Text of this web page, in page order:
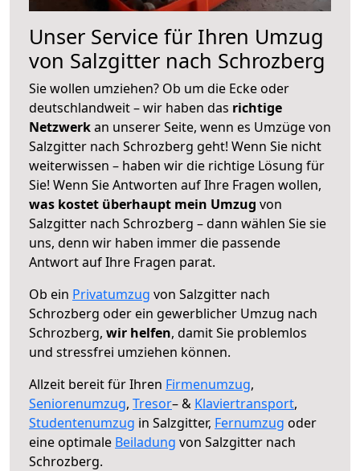
Unser Service für Ihren Umzug
von Salzgitter nach Schrozberg
Sie wollen umziehen? Ob um die Ecke oder
deutschlandweit – wir haben das richtige
Netzwerkan unserer Seite, wenn es Umzüge von
Salzgitter nach Schrozberg geht! Wenn Sie nicht
weiterwissen – haben wir die richtige Lösung für
Sie! Wenn Sie Antworten auf Ihre Fragen wollen,
was kostet überhaupt mein Umzug von
Salzgitter nach Schrozberg – dann wählen Sie sie
uns, denn wir haben immer die passende
Antwort auf Ihre Fragen parat.
Ob ein Privatumzug von Salzgitter nach
Schrozberg oder ein gewerblicher Umzug nach
Schrozberg, wir helfen, damit Sie problemlos
und stressfrei umziehen können.
Allzeit bereit für Ihren Firmenumzug,
Seniorenumzug, Tresor– & Klaviertransport,
Studentenumzug in Salzgitter, Fernumzug oder
eine optimale Beiladung von Salzgitter nach
Schrozberg.